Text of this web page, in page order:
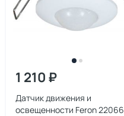
1 210 ₽
Датчик движения и
освещенности Feron 22066